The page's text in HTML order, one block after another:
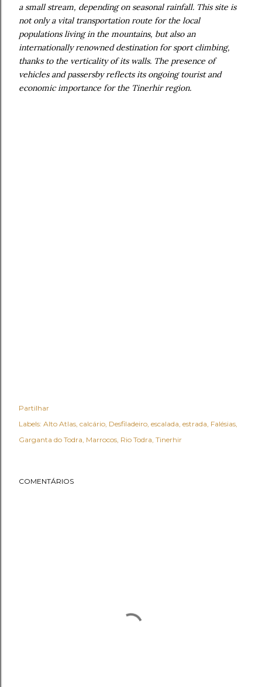
a small stream, depending on seasonal rainfall. This site is
not only a vital transportation route for the local
populations living in the mountains, but also an
internationally renowned destination for sport climbing,
thanks to the verticality of its walls. The presence of
vehicles and passersby reflects its ongoing tourist and
economic importance for the Tinerhir region.
Partilhar
Labels: Alto Atlas calcário Desfiladeiro escalada estrada Falésias
Garganta do Todra Marrocos Rio Todra Tinerhir
COMENTÁRIOS